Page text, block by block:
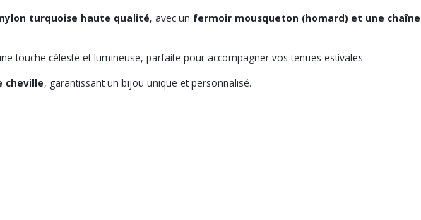
turquoise haute qualité, avec un fermoir mousqueton (homard) et une
touche céleste et lumineuse, parfaite pour accompagner vos tenues estivales.
cheville, garantissant un bijou unique et personnalisé.